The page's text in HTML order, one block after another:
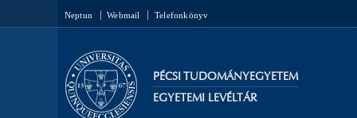
Neptun Webmail Telefonkönyv
PÉCSI TUDOMÁNYEGYETEM
EGYETEMI LEVÉLTÁR